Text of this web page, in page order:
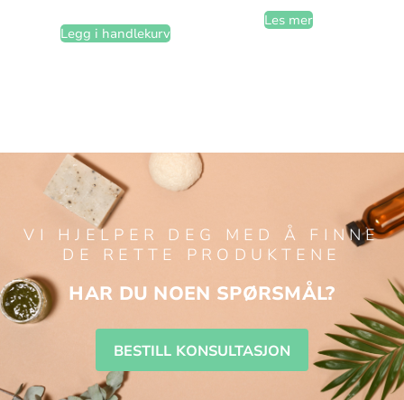
Legg i handlekurv
Les mer
VI HJELPER DEG MED Å FINNE
DE RETTE PRODUKTENE
HAR DU NOEN SPØRSMÅL?
BESTILL KONSULTASJON